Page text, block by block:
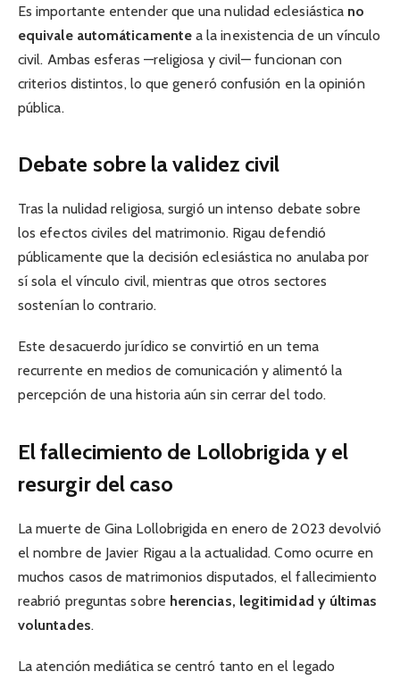
Es importante entender que una nulidad eclesiástica no
equivale automáticamentea la inexistencia de un vínculo
civil. Ambas esferas —religiosa y civil— funcionan con
criterios distintos, lo que generó confusión en la opinión
pública.
Debate sobre la validez civil
Tras la nulidad religiosa, surgió un intenso debate sobre
los efectos civiles del matrimonio. Rigau defendió
públicamente que la decisión eclesiástica no anulaba por
sí sola el vínculo civil, mientras que otros sectores
sostenían lo contrario.
Este desacuerdo jurídico se convirtió en un tema
recurrente en medios de comunicación y alimentó la
percepción de una historia aún sin cerrar del todo.
El fallecimiento de Lollobrigida y el
resurgir del caso
La muerte de Gina Lollobrigida en enero de 2023 devolvió
el nombre de Javier Rigau a la actualidad. Como ocurre en
muchos casos de matrimonios disputados, el fallecimiento
reabrió preguntas sobre herencias, legitimidad y últimas
voluntades.
La atención mediática se centró tanto en el legado